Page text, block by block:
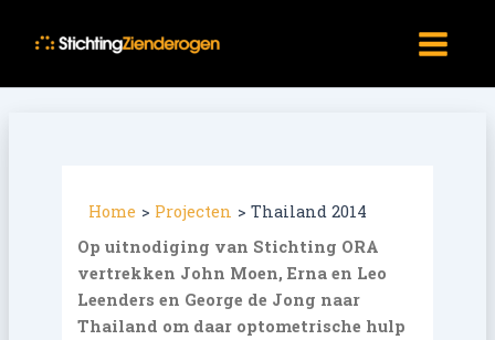
naar
inhoud
Menu
Home Projecten
Thailand 2014
Op uitnodiging van Stichting ORA
vertrekken John Moen, Erna en Leo
Leenders en George de Jong naar
Thailand om daar optometrische hulp